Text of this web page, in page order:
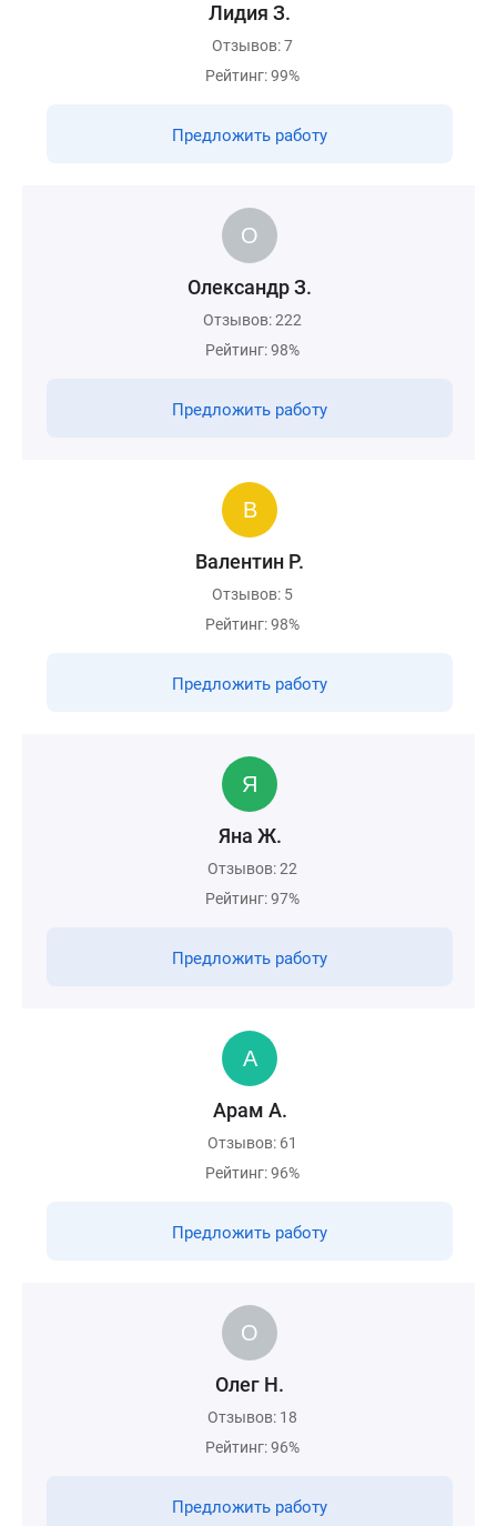
Лидия З.
Отзывов: 7
Рейтинг: 99%
Предложить работу
Олександр З.
Отзывов: 222
Рейтинг: 98%
Предложить работу
Валентин Р.
Отзывов: 5
Рейтинг: 98%
Предложить работу
Яна Ж.
Отзывов: 22
Рейтинг: 97%
Предложить работу
Арам А.
Отзывов: 61
Рейтинг: 96%
Предложить работу
Олег Н.
Отзывов: 18
Рейтинг: 96%
Предложить работу